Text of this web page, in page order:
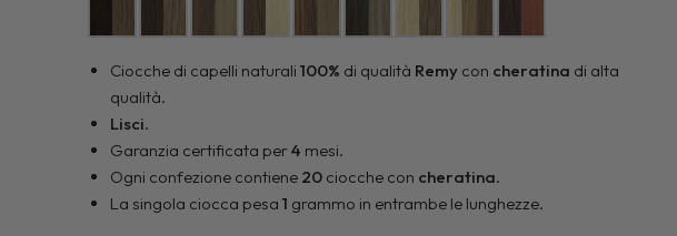
Ciocche di capelli naturali 100% di qualità Remy con cheratina di alta
qualità.
Lisci.
Garanzia certificata per4 mesi.
Ogni confezione contiene 20 ciocche con cheratina.
La singola ciocca pesa1 grammo in entrambe le lunghezze.